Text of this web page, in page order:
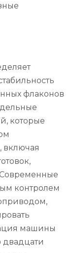
флаконов
которые
включая
контролем
машины
двадцати